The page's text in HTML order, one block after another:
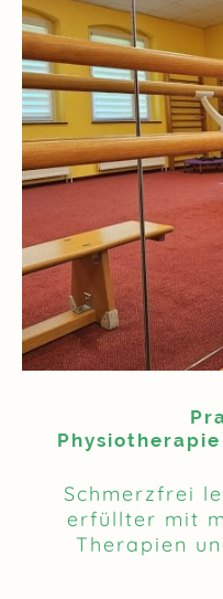
Schmerzfrei
erfüllter mit
Therapien